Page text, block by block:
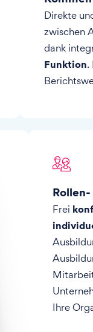
Direkte
zwischen
dank
Funktion.
Frei
Ihre